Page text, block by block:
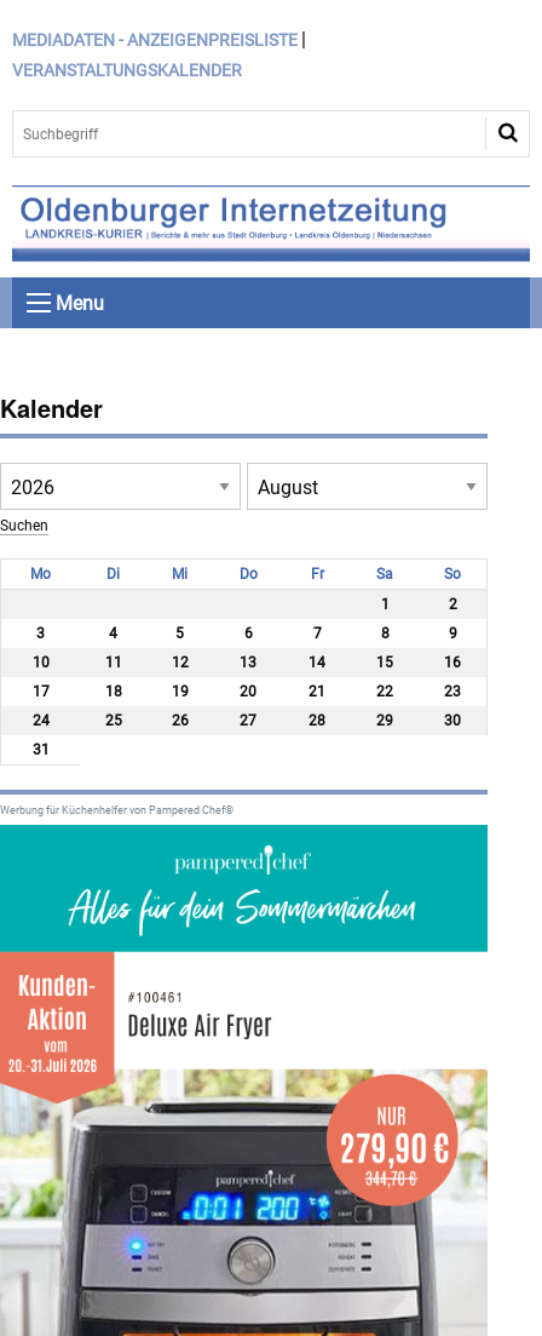
MEDIADATEN - ANZEIGENPREISLISTE |
VERANSTALTUNGSKALENDER
Menu
Kalender
Mo Di Mi Do Fr Sa
So
1
2
3
4 5 6 7 8
9
10
11 12 13 14 15
16
17
18 19 20 21 22
23
24
25 26 27 28 29
30
31
Werbung für Küchenhelfer von Pampered Chef®